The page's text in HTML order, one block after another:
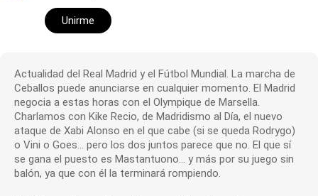
Unirme
Actualidad del Real Madrid y el Fútbol Mundial. La marcha de
Ceballos puede anunciarse en cualquier momento. El Madrid
negocia a estas horas con el Olympique de Marsella.
Charlamos con Kike Recio, de Madridismo al Día, el nuevo
ataque de Xabi Alonso en el que cabe (si se queda Rodrygo)
o Vini o Goes… pero los dos juntos parece que no. El que sí
se gana el puesto es Mastantuono… y más por su juego sin
balón, ya que con él la terminará rompiendo.